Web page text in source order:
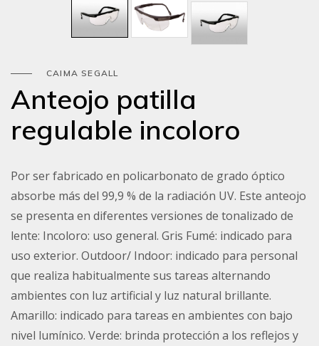
CAIMA SEGALL
Anteojo patilla
regulable incoloro
Por ser fabricado en policarbonato de grado óptico
absorbe más del 99,9 % de la radiación UV. Este anteojo
se presenta en diferentes versiones de tonalizado de
lente: Incoloro: uso general. Gris Fumé: indicado para
uso exterior. Outdoor/ Indoor: indicado para personal
que realiza habitualmente sus tareas alternando
ambientes con luz artificial y luz natural brillante.
Amarillo: indicado para tareas en ambientes con bajo
nivel lumínico. Verde: brinda protección a los reflejos y